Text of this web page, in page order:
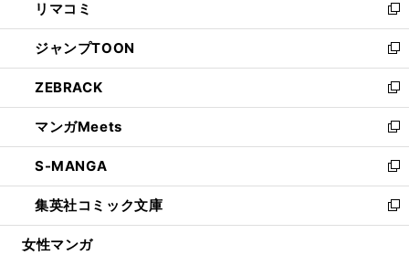
で
開
く
ド
ウ
で
開
く
ィ
ン
ド
ウ
で
開
く
い
ウ
ィ
ン
ド
ウ
で
開
く
リマコミ
新
し
い
ウ
ィ
ン
ド
ウ
で
開
く
ジャンプTOON
新
し
い
ウ
ィ
ン
ド
ウ
で
開
ZEBRACK
新
し
い
ウ
ィ
ン
ド
ウ
マンガMeets
新
し
い
ウ
ィ
ン
S-MANGA
新
し
い
ウ
集英社コミック文庫
新
し
女性マンガ